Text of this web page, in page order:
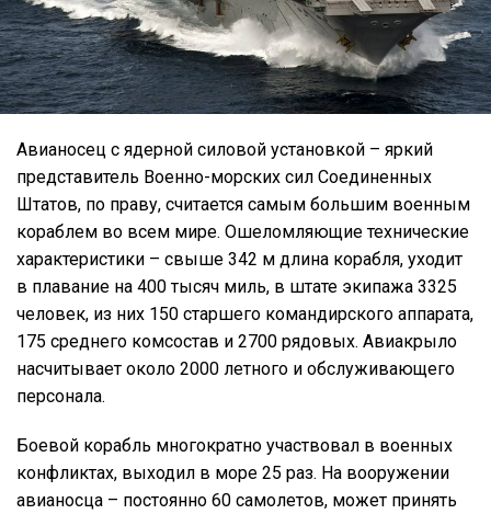
Авианосец с ядерной силовой установкой – яркий
представитель Военно-морских сил Соединенных
Штатов, по праву, считается самым большим военным
кораблем во всем мире. Ошеломляющие технические
характеристики – свыше 342 м длина корабля, уходит
в плавание на 400 тысяч миль, в штате экипажа 3325
человек, из них 150 старшего командирского аппарата,
175 среднего комсостав и 2700 рядовых. Авиакрыло
насчитывает около 2000 летного и обслуживающего
персонала.
Боевой корабль многократно участвовал в военных
конфликтах, выходил в море 25 раз. На вооружении
авианосца – постоянно 60 самолетов, может принять